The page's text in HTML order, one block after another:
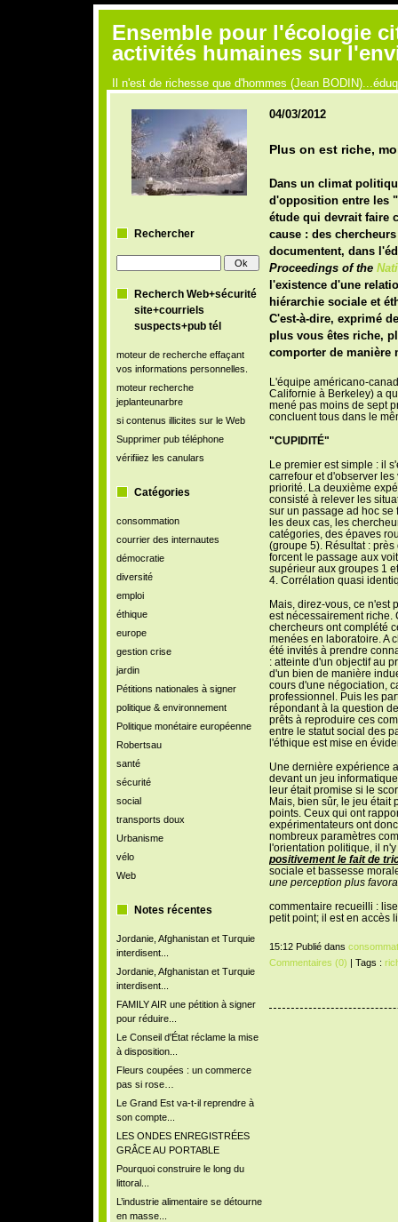
Ensemble pour l'écologie
activités humaines sur
Il n'est de richesse que d'hommes (Jean
Rechercher
Recherch Web+sécurité
site+courriels
suspects+pub tél
moteur de recherche effaçant
vos informations personnelles.
moteur recherche
jeplanteunarbre
si contenus illicites sur le Web
Supprimer pub téléphone
vérifiiez les canulars
Catégories
consommation
courrier des internautes
démocratie
diversité
emploi
éthique
europe
gestion crise
jardin
Pétitions nationales à signer
politique & environnement
Politique monétaire européenne
Robertsau
santé
sécurité
social
transports doux
Urbanisme
vélo
Web
Notes récentes
Jordanie, Afghanistan et Turquie
interdisent...
Jordanie, Afghanistan et Turquie
interdisent...
FAMILY AIR une pétition à signer
pour réduire...
Le Conseil d'État réclame la mise
à disposition...
Fleurs coupées : un commerce
pas si rose…
Le Grand Est va-t-il reprendre à
son compte...
LES ONDES ENREGISTRÉES
GRÂCE AU PORTABLE
Pourquoi construire le long du
littoral...
L’industrie alimentaire se détourne
en masse...
04/03/2012
Plus on est riche,
Dans un climat
d'opposition entre les
étude qui devrait faire
cause : des
documentent, dans
Proceedings of the
l'existence d'une
hiérarchie sociale et
C'est-à-dire, exprimé
plus vous êtes riche,
comporterde manière
L'équipe américano-
Californie à Berkeley) a
mené pas moins de sept
concluent tous dans le
"CUPIDITÉ"
Le premier est simple : il
carrefour et d'observerles
priorité. La deuxième
consisté à releverles
sur un passage ad hoc se
les deux cas, les
catégories, des épaves
(groupe 5). Résultat :
forcent le passage aux
supérieur aux groupes 1
4. Corrélation quasi
Mais, direz-vous, ce n'est
est nécessairement riche.
chercheurs ont complété
menées en laboratoire. A
été invités à prendre
: atteinte d'un objectif au
d'un bien de manière
cours d'une négociation,
professionnel. Puis les
répondant à la question
prêts à reproduire ces
entre le statut social des
l'éthique est mise en
Une dernière expérience
devant un jeu
leur était promise si le
Mais, bien sûr, le jeu était
points. Ceux qui ont
expérimentateurs ont
nombreux paramètres
l'orientation politique, il
positivement le fait de
sociale et bassesse
une perception plus
commentaire recueilli :
petit point; il est en accès
15:12 Publié dans
Commentaires (0) | Tags :